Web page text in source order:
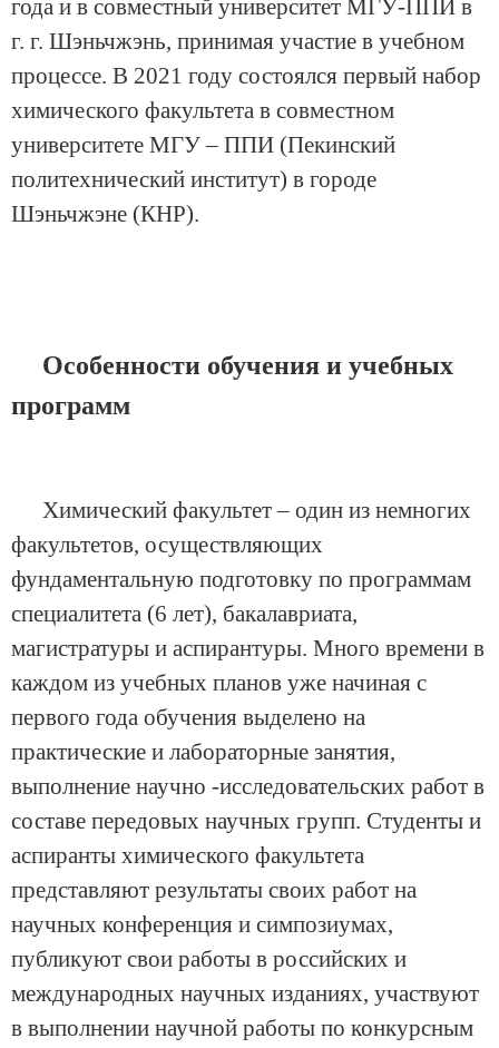
года и в совместный университет МГУ-ППИ в
г. г. Шэньчжэнь, принимая участие в учебном
процессе. В 2021 году состоялся первый набор
химического факультета в совместном
университете МГУ – ППИ (Пекинский
политехнический институт) в городе
Шэньчжэне (КНР).
Особенности обучения и учебных
программ
Химический факультет – один из немногих
факультетов, осуществляющих
фундаментальную подготовку по программам
специалитета (6 лет), бакалавриата,
магистратуры и аспирантуры. Много времени в
каждом из учебных планов уже начиная с
первого года обучения выделено на
практические и лабораторные занятия,
выполнение научно -исследовательских работ в
составе передовых научных групп. Студенты и
аспиранты химического факультета
представляют результаты своих работ на
научных конференция и симпозиумах,
публикуют свои работы в российских и
международных научных изданиях, участвуют
в выполнении научной работы по конкурсным